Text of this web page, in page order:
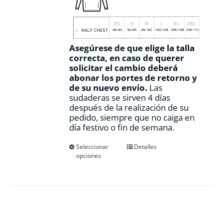
Asegúrese de que elige la talla
correcta, en caso de querer
solicitar el cambio deberá
abonar los portes de retorno y
de su nuevo envío. Las
sudaderas se sirven 4 días
después de la realización de su
pedido, siempre que no caiga en
día festivo o fin de semana.
Seleccionar
opciones
EsteDetalles